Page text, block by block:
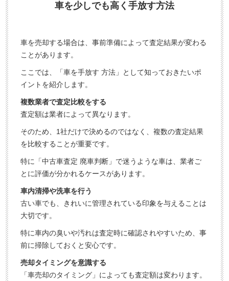
車を少しでも高く手放す方法
車を売却する場合は、事前準備によって査定結果が変わる
ことがあります。
ここでは、「車を手放す 方法」として知っておきたいポ
イントを紹介します。
複数業者で査定比較をする
査定額は業者によって異なります。
そのため、1社だけで決めるのではなく、複数の査定結果
を比較することが重要です。
特に「中古車査定 廃車判断」で迷うような車は、業者ご
とに評価が分かれるケースがあります。
車内清掃や洗車を行う
古い車でも、きれいに管理されている印象を与えることは
大切です。
特に車内の臭いや汚れは査定時に確認されやすいため、事
前に掃除しておくと安心です。
売却タイミングを意識する
「車売却のタイミング」によっても査定額は変わります。